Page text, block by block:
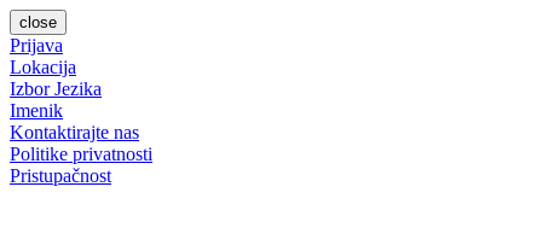
close
Prijava
Lokacija
Izbor Jezika
Imenik
Kontaktirajte nas
Politike privatnosti
Pristupačnost